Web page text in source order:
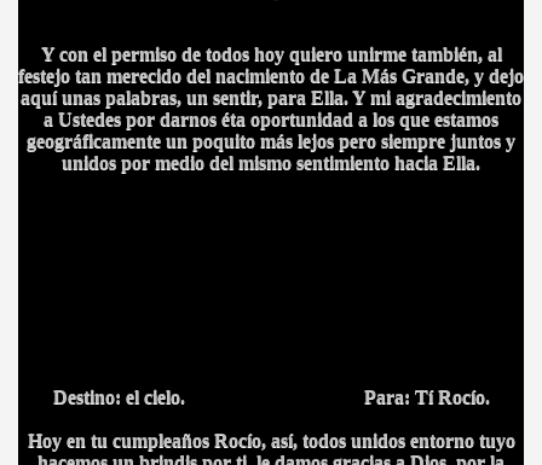
Y con el permiso de todos hoy quiero unirme también, al
festejo tan merecido del nacimiento de La Más Grande, y dejo
aquí unas palabras, un sentir, para Ella. Y mi agradecimiento
a Ustedes por darnos éta oportunidad a los que estamos
geográficamente un poquito más lejos pero siempre juntos y
unidos por medio del mismo sentimiento hacia Ella.
Destino: el cielo. Para: Tí Rocío.
Hoy en tu cumpleaños Rocío, así, todos unidos entorno tuyo